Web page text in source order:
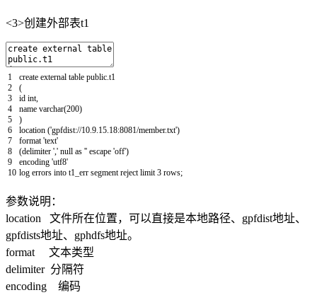
<3>创建外部表t1
1
2
3
4
5
6
7
8
9
10
create external table public t1
(
id int
name varchar(200)
)
location ('gpfdist://10.9.15.18:8081/member.txt')
format 'text'
(delimiter ',' null as '' escape 'off')
encoding 'utf8'
log errors into t1_err segment reject limit 3 rows;
参数说明：
location 文件所在位置，可以直接是本地路径、gpfdist地址、
gpfdists地址、gphdfs地址。
format 文本类型
delimiter 分隔符
encoding 编码